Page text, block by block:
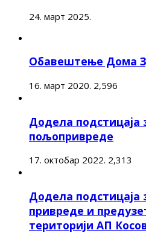
24. март 2025.
Обавештење Дома
16. март 2020. 2,596
Додела подстицаја
пољопривреде
17. октобар 2022. 2,313
Додела подстицаја
привреде и
територији АП